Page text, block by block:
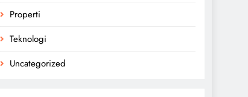
Properti
Teknologi
Uncategorized